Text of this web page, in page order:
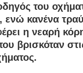
του
ενώ κανένα
η νεαρή
βρισκόταν